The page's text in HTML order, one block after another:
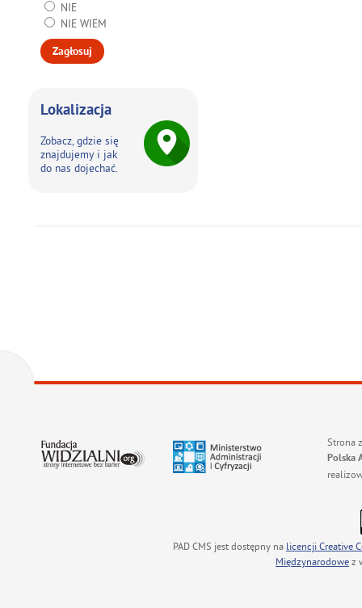
NIE
NIE WIEM
Lokalizacja
Zobacz, gdzie się
znajdujemy i jak
do nas dojechać.
Strona
Polska
PAD CMS jest dostępny na licencji Creative
Międzynarodowe z